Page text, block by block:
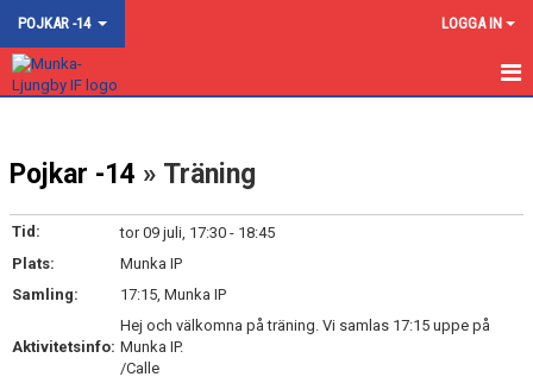
POJKAR -14 LOGGA IN
NYHETER
DOKUMENT
BILDGALLERI
Pojkar -14 » Träning
Tid:
tor 09 juli, 17:30 - 18:45
Plats:
Munka IP
Samling:
17:15, Munka IP
Aktivitetsinfo:
Hej och välkomna på träning. Vi samlas 17:15 uppe på
Munka IP.
/Calle